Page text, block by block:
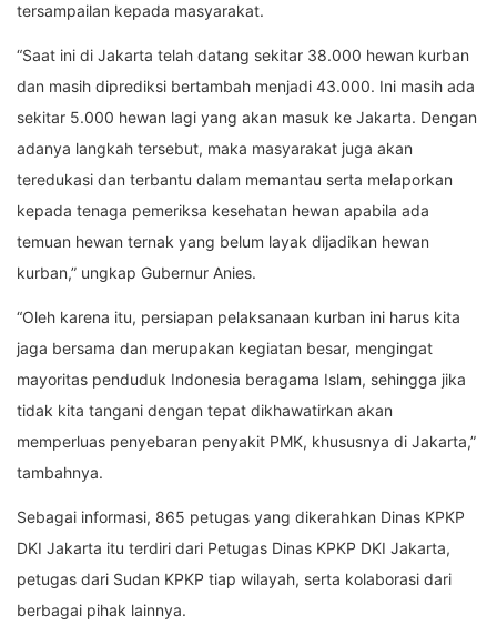
tersampailan kepada masyarakat.
“Saat ini di Jakarta telah datang sekitar 38.000 hewan kurban
dan masih diprediksi bertambah menjadi 43.000. Ini masih ada
sekitar 5.000 hewan lagi yang akan masuk ke Jakarta. Dengan
adanya langkah tersebut, maka masyarakat juga akan
teredukasi dan terbantu dalam memantau serta melaporkan
kepada tenaga pemeriksa kesehatan hewan apabila ada
temuan hewan ternak yang belum layak dijadikan hewan
kurban,” ungkap Gubernur Anies.
“Oleh karena itu, persiapan pelaksanaan kurban ini harus kita
jaga bersama dan merupakan kegiatan besar, mengingat
mayoritas penduduk Indonesia beragama Islam, sehingga jika
tidak kita tangani dengan tepat dikhawatirkan akan
memperluas penyebaran penyakit PMK, khususnya di Jakarta,”
tambahnya.
Sebagai informasi, 865 petugas yang dikerahkan Dinas KPKP
DKI Jakarta itu terdiri dari Petugas Dinas KPKP DKI Jakarta,
petugas dari Sudan KPKP tiap wilayah, serta kolaborasi dari
berbagai pihak lainnya.